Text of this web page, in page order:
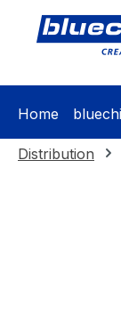
Zur
Home
Distribution
Bildergalerie